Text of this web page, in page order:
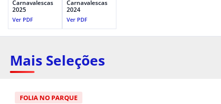
Carnavalescas
2025
Ver PDF
Carnavalescas
2024
Ver PDF
Mais Seleções
FOLIA NO PARQUE